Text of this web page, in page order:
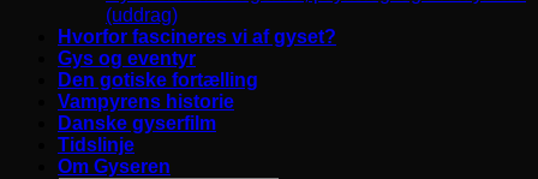
(uddrag)
Hvorfor fascineres vi af gyset?
Gys og eventyr
Den gotiske fortælling
Vampyrens historie
Danske gyserfilm
Tidslinje
Om Gyseren